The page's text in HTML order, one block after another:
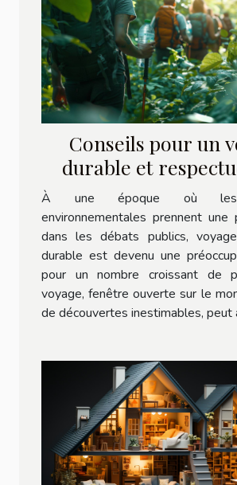
Conseils pour un
durable et
À une époque où les
environnementales prennent une
dans les débats publics,
durable est devenu une
pour un nombre croissant de
voyage, fenêtre ouverte sur le
de découvertes inestimables, peut